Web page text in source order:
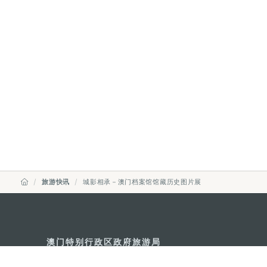
旅游快讯 城影相承－澳门档案馆馆藏历史图片展
澳门特别行政区政府旅游局